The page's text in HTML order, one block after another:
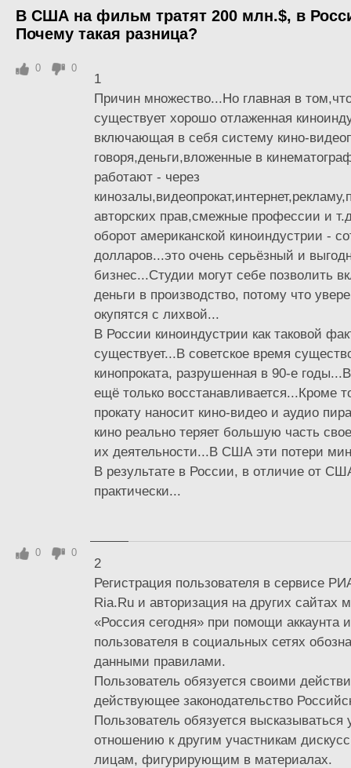
В США на фильм тратят 200 млн.$, в
Почему такая разница?
1
Причин множество...Но главная в
существует хорошо отлаженная
включающая в себя систему кино-
говоря,деньги,вложенные в
работают - через
авторских прав,смежные профессии и
оборот американской киноиндустрии -
долларов...это очень серьёзный и
бизнес...Студии могут себе позволить
деньги в производство, потому что
окупятся с лихвой...
В России киноиндустрии как таковой
существует...В советское время
кинопроката, разрушенная в 90-е
ещё только восстанавливается...Кроме
прокату наносит кино-видео и аудио
кино реально теряет большую часть
их деятельности...В США эти потери
В результате в России, в отличие от
практически...
0 0
2
Регистрация пользователя в сервисе
Ria.Ru и авторизация на других сайтах
«Россия сегодня» при помощи аккаунта
пользователя в социальных сетях
данными правилами.
Пользователь обязуется своими
действующее законодательство
Пользователь обязуется высказываться
отношению к другим участникам
лицам, фигурирующим в материалах.
0 0